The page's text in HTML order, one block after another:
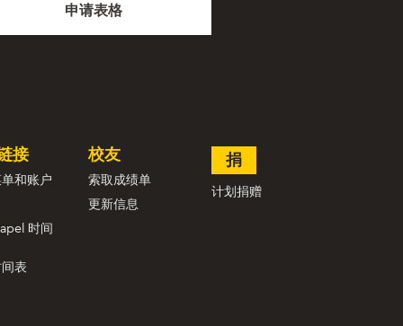
申请表格
接
和账户
时间
表
校友
索取成绩单
更新信息
捐
计划捐赠